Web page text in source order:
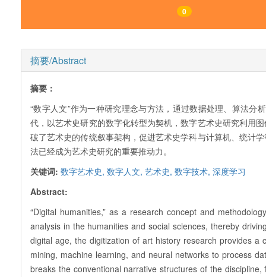
0
摘要/Abstract
摘要：
“数字人文”作为一种研究理念与方法，通过数据处理、算法
代，以艺术史研究的数字化转型为契机，数字艺术史研究利用
破了艺术史的传统叙事架构，促进艺术史学科与计算机、统计
法已经成为艺术史研究的重要推动力。
关键词: 数字艺术史, 数字人文, 艺术史, 数字技术, 深度学习
Abstract:
“Digital humanities,” as a research concept and
analysis in the humanities and social sciences, thereby
digital age, the digitization of art history research provides
mining, machine learning, and neural networks to process
breaks the conventional narrative structures of the